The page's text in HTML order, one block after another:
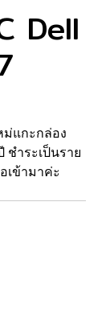
Dell
ม่แกะกล่อง
ชำระเป็นราย
เข้ามาค่ะ